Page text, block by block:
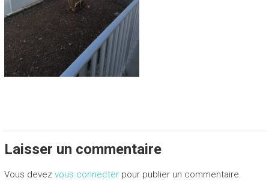
Laisser un commentaire
Vous devez vous connecterpour publier un commentaire.